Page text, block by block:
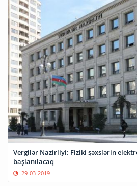
Vergilər Nazirliyi: Fiziki şəxslərin
başlanılacaq
29-03-2019